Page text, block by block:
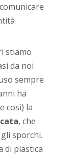
stiamo
da noi
sempre
ha
così) la
, che
sporchi.
di plastica